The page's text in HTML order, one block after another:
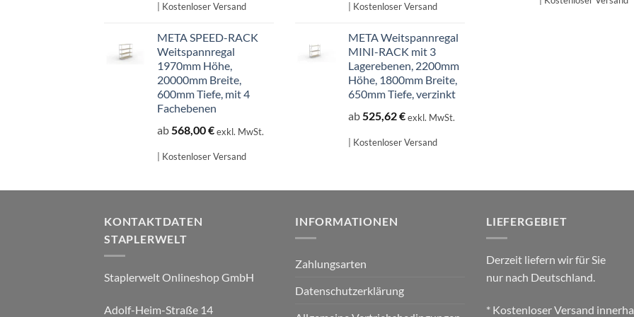
| Kostenloser Versand
META SPEED-RACK
Weitspannregal
1970mm Höhe,
20000mm Breite,
600mm Tiefe, mit 4
Fachebenen
ab568,00€exkl. MwSt.
| Kostenloser Versand
| Kostenloser Versand
META Weitspannregal
MINI-RACK mit 3
Lagerebenen, 2200mm
Höhe, 1800mm Breite,
650mm Tiefe, verzinkt
ab525,62€exkl. MwSt.
| Kostenloser Versand
KONTAKTDATEN
STAPLERWELT
Staplerwelt Onlineshop GmbH
Adolf-Heim-Straße 14
INFORMATIONEN
Zahlungsarten
Datenschutzerklärung
LIEFERGEBIET
Derzeit liefern wir für Sie
nur nach Deutschland.
* Kostenloser Versand